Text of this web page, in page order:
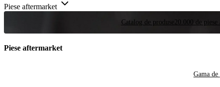
Piese aftermarket
Catalog de produse 20.000 de
Piese aftermarket
Gama de